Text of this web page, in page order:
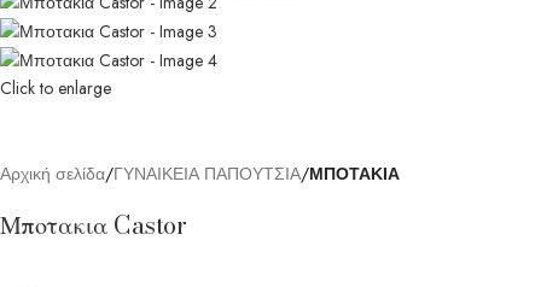
Click to enlarge
Αρχική σελίδα ΓΥΝΑΙΚΕΙΑ ΠΑΠΟΥΤΣΙΑ ΜΠΟΤΑΚΙΑ
Μποτακια Castor